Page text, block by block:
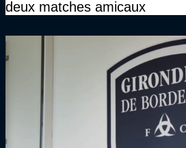
deux matches amicaux